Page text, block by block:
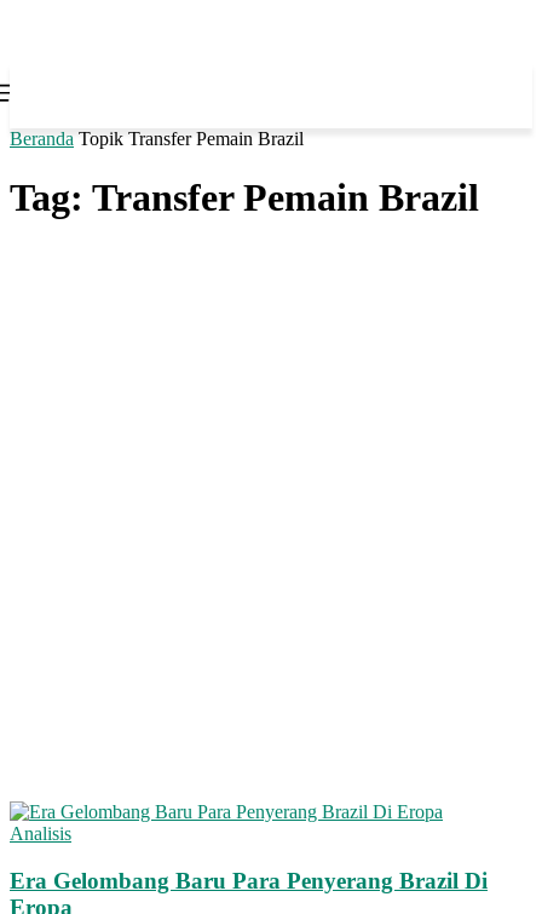
Beranda Topik Transfer Pemain Brazil
Tag: Transfer Pemain Brazil
Analisis
Era Gelombang Baru Para Penyerang Brazil Di
Eropa